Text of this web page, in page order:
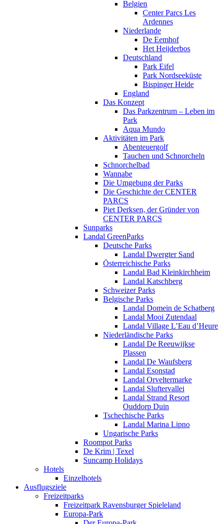
Belgien
Center Parcs Les
Ardennes
Niederlande
De Eemhof
Het Heijderbos
Deutschland
Park Eifel
Park Nordseeküste
Bispinger Heide
England
Das Konzept
Das Parkzentrum – Leben im
Park
Aqua Mundo
Aktivitäten im Park
Abenteuergolf
Tauchen und Schnorcheln
Schnorchelbad
Wannabe
Die Umgebung der Parks
Die Geschichte der CENTER
PARCS
Piet Derksen, der Gründer von
CENTER PARCS
Sunparks
Landal GreenParks
Deutsche Parks
Landal Dwergter Sand
Österreichische Parks
Landal Bad Kleinkirchheim
Landal Katschberg
Schweizer Parks
Belgische Parks
Landal Domein de Schatberg
Landal Mooi Zutendaal
Landal Village L’Eau d’Heure
Niederländische Parks
Landal De Reeuwijkse
Plassen
Landal De Waufsberg
Landal Esonstad
Landal Orveltermarke
Landal Sluftervallei
Landal Strand Resort
Ouddorp Duin
Tschechische Parks
Landal Marina Lipno
Ungarische Parks
Roompot Parks
De Krim | Texel
Suncamp Holidays
Hotels
Einzelhotels
Ausflugsziele
Freizeitparks
Freizeitpark Ravensburger Spieleland
Europa-Park